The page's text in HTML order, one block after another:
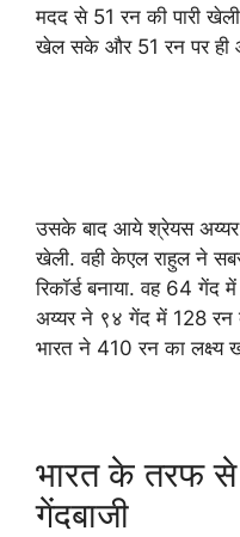
मदद से 51 रन की पारी
खेल सके और 51 रन पर ही
उसके बाद आये श्रेयस अय्यर
खेली. वही केएल राहुल ने
रिकॉर्ड बनाया. वह 64 गेंद
अय्यर ने ९४ गेंद में 128 रन
भारत ने 410 रन का लक्ष्य
भारत के तरफ से
गेंदबाजी